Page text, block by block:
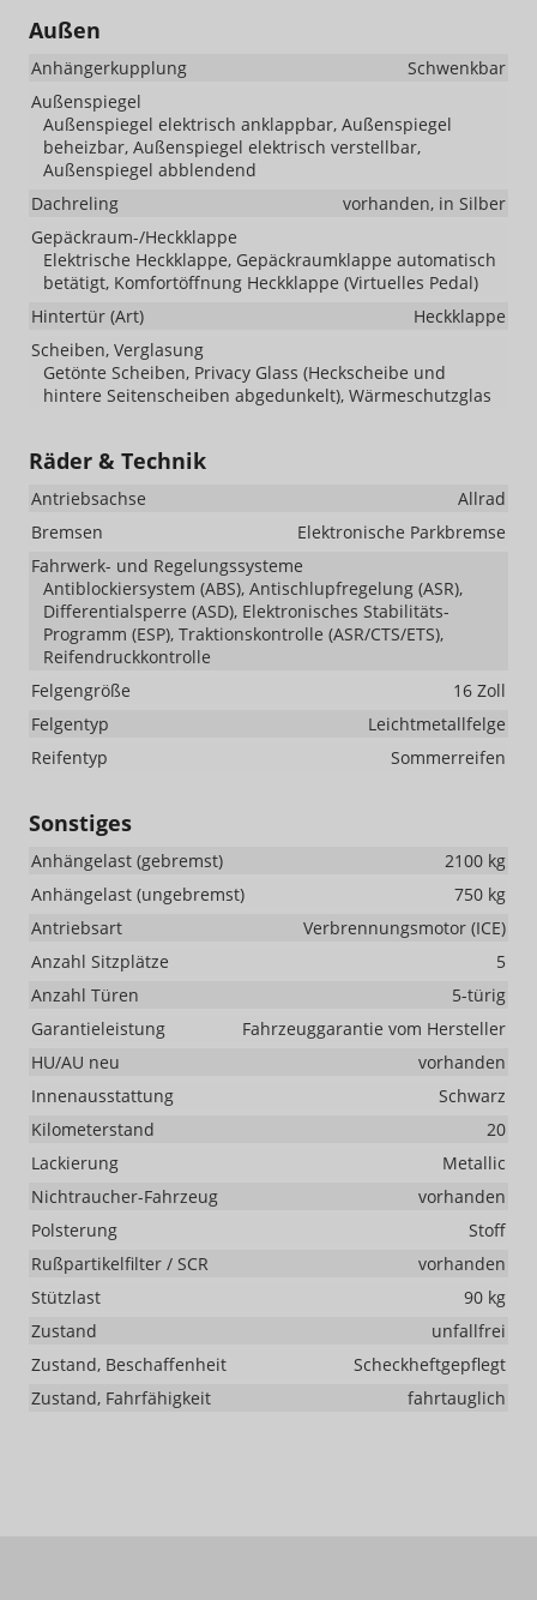
Außen
Anhängerkupplung
Schwenkbar
Außenspiegel
Außenspiegel elektrisch anklappbar, Außenspiegel
beheizbar, Außenspiegel elektrisch verstellbar,
Außenspiegel abblendend
Dachreling
vorhanden, in Silber
Gepäckraum-/Heckklappe
Elektrische Heckklappe, Gepäckraumklappe automatisch
betätigt, Komfortöffnung Heckklappe (Virtuelles Pedal)
Hintertür (Art)
Heckklappe
Scheiben, Verglasung
Getönte Scheiben, Privacy Glass (Heckscheibe und
hintere Seitenscheiben abgedunkelt), Wärmeschutzglas
Räder & Technik
Antriebsachse
Allrad
Bremsen
Elektronische Parkbremse
Fahrwerk- und Regelungssysteme
Antiblockiersystem (ABS), Antischlupfregelung (ASR),
Differentialsperre (ASD), Elektronisches Stabilitäts-
Programm (ESP), Traktionskontrolle (ASR/CTS/ETS),
Reifendruckkontrolle
Felgengröße
16 Zoll
Felgentyp
Leichtmetallfelge
Reifentyp
Sommerreifen
Sonstiges
Anhängelast (gebremst)
2100 kg
Anhängelast (ungebremst)
750 kg
Antriebsart
Verbrennungsmotor (ICE)
Anzahl Sitzplätze
5
Anzahl Türen
5-türig
Garantieleistung
Fahrzeuggarantie vom Hersteller
HU/AU neu
vorhanden
Innenausstattung
Schwarz
Kilometerstand
20
Lackierung
Metallic
Nichtraucher-Fahrzeug
vorhanden
Polsterung
Stoff
Rußpartikelfilter / SCR
vorhanden
Stützlast
90 kg
Zustand
unfallfrei
Zustand, Beschaffenheit
Scheckheftgepflegt
Zustand, Fahrfähigkeit
fahrtauglich